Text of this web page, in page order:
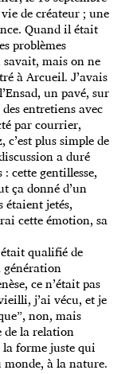
de créateur ; une
Quand il était
problèmes
mais on ne
à Arcueil. J’avais
un pavé, sur
entretiens avec
par courrier,
plus simple de
a duré
cette gentillesse,
ça donné d’un
étaient jetés,
cette émotion, sa
qualifié de
génération
ce n’était pas
j’ai vécu, et je
non, mais
de la relation
la forme juste qui
à la nature.